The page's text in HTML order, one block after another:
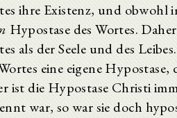
ihre Existenz, und obwohl
Hypostase des Wortes.
als der Seele und des
eine eigene
ist die Hypostase Christi
war, so war sie doch